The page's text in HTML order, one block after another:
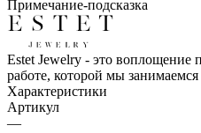
Примечание-подсказка
Estet Jewelry - это воплощение
работе, которой мы занимаемся
Характеристики
Артикул
—